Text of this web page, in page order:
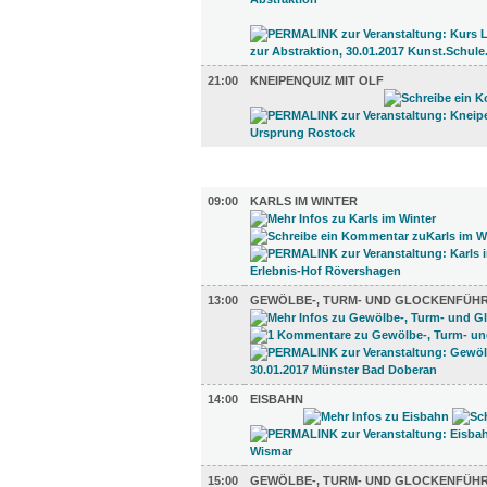
21:00 KNEIPENQUIZ MIT OLF
09:00
KARLS IM WINTER
13:00 GEWÖLBE-, TURM- UND
14:00 EISBAHN
15:00 GEWÖLBE-, TURM- UND